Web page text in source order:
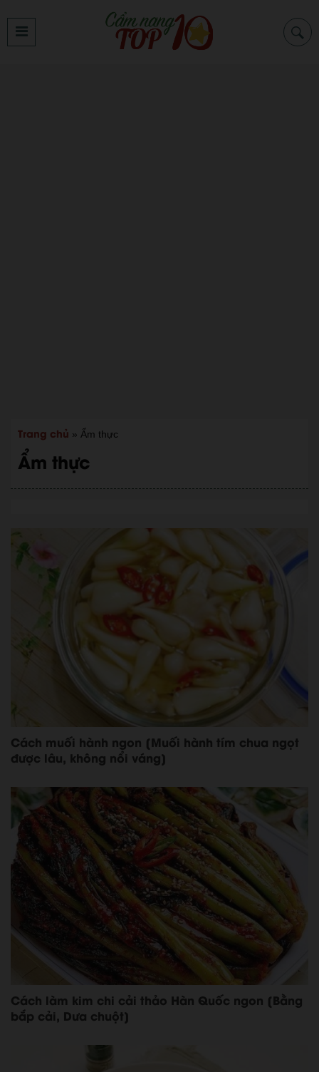
Trang chủ » Ẩm thực
Ẩm thực
Cách muối hành ngon [Muối hành tím chua ngọt
được lâu, không nổi váng]
Cách làm kim chi cải thảo Hàn Quốc ngon [Bằng
bắp cải, Dưa chuột]